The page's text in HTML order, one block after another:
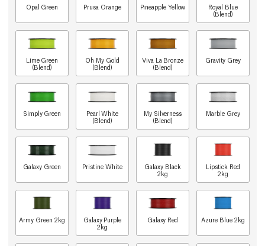
Opal Green Prusa Orange Pineapple Yellow
Royal Blue
(Blend)
Lime Green
(Blend)
Oh My Gold
(Blend)
Viva La Bronze
(Blend)
Gravity Grey
Simply Green
Pearl White
(Blend)
My Silverness
(Blend)
Marble Grey
Galaxy Green Pristine White
Galaxy Black
2kg
Lipstick Red
2kg
Army Green 2kg
Galaxy Purple
2kg
Galaxy Red Azure Blue 2kg